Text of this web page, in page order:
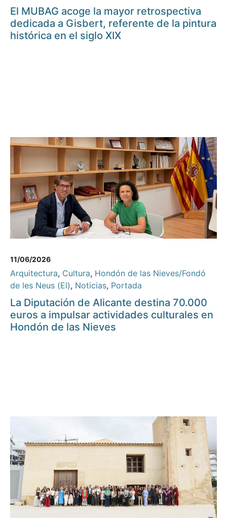
El MUBAG acoge la mayor retrospectiva
dedicada a Gisbert, referente de la pintura
histórica en el siglo XIX
11/06/2026
Arquitectura, Cultura, Hondón de las Nieves/Fondó
de les Neus (El), Noticias, Portada
La Diputación de Alicante destina 70.000
euros a impulsar actividades culturales en
Hondón de las Nieves